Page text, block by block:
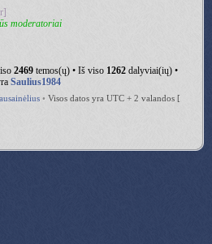
moderatoriai
2469 temos(ų) • Iš viso 1262 dalyviai(ių) •
Saulius1984
• Visos datos yra UTC + 2 valandos [